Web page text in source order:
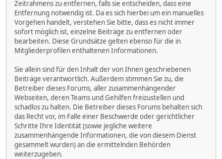
Zeitrahmens zu entfernen, falls sie entscheiden, dass eine
Entfernung notwendig ist. Da es sich hierbei um ein manuelles
Vorgehen handelt, verstehen Sie bitte, dass es nicht immer
sofort möglich ist, einzelne Beiträge zu entfernen oder
bearbeiten. Diese Grundsätze gelten ebenso für die in
Mitgliederprofilen enthaltenen Informationen.
Sie allein sind für den Inhalt der von Ihnen geschriebenen
Beiträge verantwortlich. Außerdem stimmen Sie zu, die
Betreiber dieses Forums, aller zusammenhängender
Webseiten, deren Teams und Gehilfen freizustellen und
schadlos zu halten. Die Betreiber dieses Forums behalten sich
das Recht vor, im Falle einer Beschwerde oder gerichtlicher
Schritte Ihre Identität (sowie jegliche weitere
zusammenhängende Informationen, die von diesem Dienst
gesammelt wurden) an die ermittelnden Behörden
weiterzugeben.